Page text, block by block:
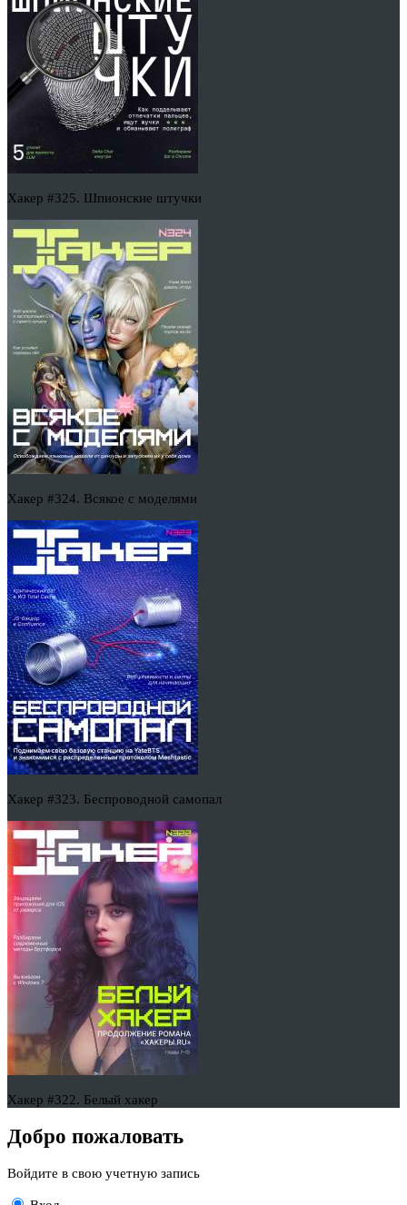
Хакер #325. Шпионские штучки
Хакер #324. Всякое с моделями
Хакер #323. Беспроводной самопал
Хакер #322. Белый хакер
Добро пожаловать
Войдите в свою учетную запись